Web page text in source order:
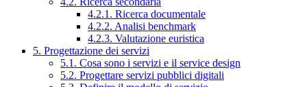
4.2.1. Ricerca documentale
4.2.2. Analisi benchmark
4.2.3. Valutazione euristica
5. Progettazione dei servizi
5.1. Cosa sono i servizi e il service design
5.2. Progettare servizi pubblici digitali